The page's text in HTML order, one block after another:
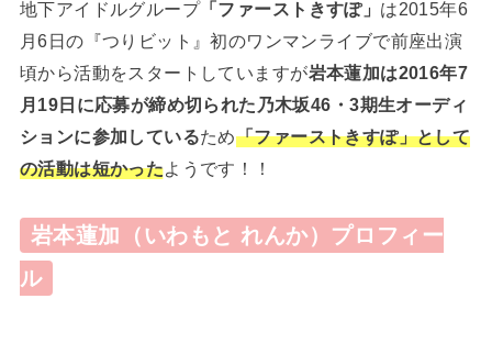
地下アイドルグループ「ファーストきすぽ」 は2015年6
月6日の『つりビット』初のワンマンライブで前座出演
頃から活動をスタートしていますが岩本蓮加は2016年7
月19日に応募が締め切られた乃木坂46・3期生オーディ
ションに参加しているため「ファーストきすぽ」として
の活動は短かったようです！！
岩本蓮加（いわもと れんか）プロフィー
ル